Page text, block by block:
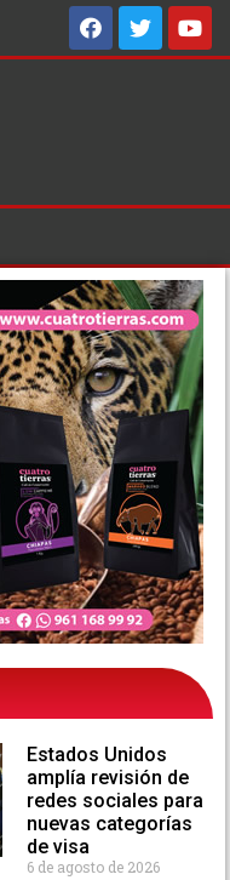
Estados Unidos
amplía revisión de
redes sociales para
nuevas categorías
de visa
6 de agosto de 2026